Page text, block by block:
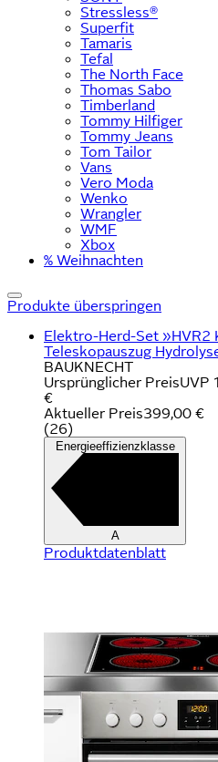
Stressless®
Superfit
Tamaris
Tefal
The North Face
Thomas Sabo
Timberland
Tommy Hilfiger
Tommy Jeans
Tom Tailor
Vans
Vero Moda
Wenko
Wrangler
WMF
Xbox
% Weihnachten
Produkte überspringen
Elektro-Herd-Set »HVR2
Teleskopauszug
BAUKNECHT
Ursprünglicher PreisUVP
€
Aktueller Preis399,00 €
(26)
Energieeffizienzklasse
A
Produktdatenblatt